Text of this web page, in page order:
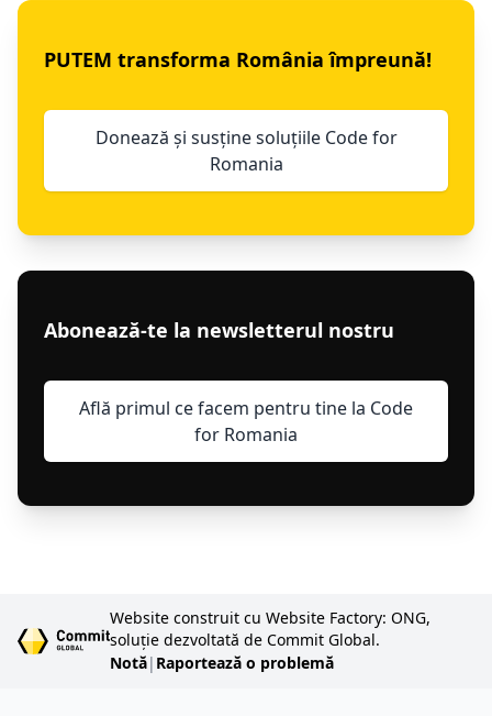
PUTEM transforma România împreună!
Donează și susține soluțiile Code for
Romania
Abonează-te la newsletterul nostru
Află primul ce facem pentru tine la Code
for Romania
Website construit cu Website Factory: ONG,
soluție dezvoltată de Commit Global.
Notă| Raportează o problemă